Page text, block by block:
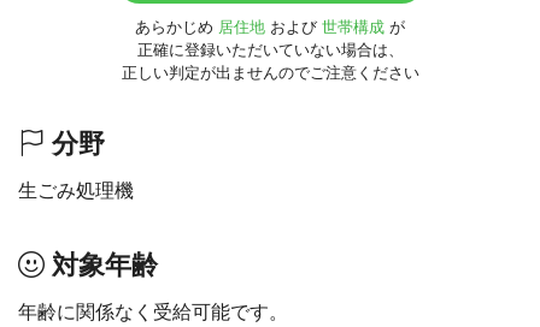
あらかじめ 居住地 および 世帯構成 が
正確に登録いただいていない場合は、
正しい判定が出ませんのでご注意ください
分野
生ごみ処理機
対象年齢
年齢に関係なく受給可能です。